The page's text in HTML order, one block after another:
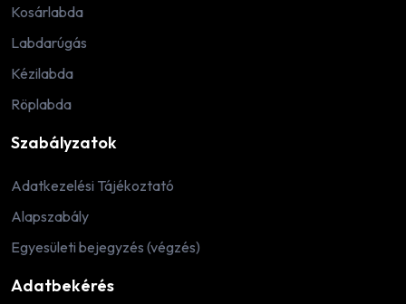
Kosárlabda
Labdarúgás
Kézilabda
Röplabda
Szabályzatok
Adatkezelési Tájékoztató
Alapszabály
Egyesületi bejegyzés (végzés)
Adatbekérés